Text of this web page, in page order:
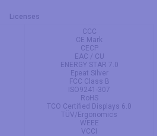
Licenses
CCC
CE Mark
CECP
EAC / CU
ENERGY STAR 7.0
Epeat Silver
FCC Class B
ISO9241-307
RoHS
TCO Certified Displays 6.0
TÜV/Ergonomics
WEEE
VCCI